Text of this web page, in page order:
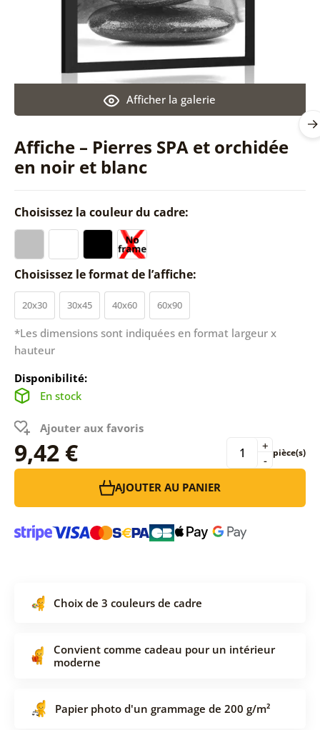
Affiche – Pierres SPA et orchidée
en noir et blanc
Afficher la galerie
Choisissez la couleur du cadre:
Choisissez le format de l’affiche:
20x30 30x45 40x60 60x90
*Les dimensions sont indiquées en format largeur x
hauteur
Disponibilité:
En stock
Ajouter aux favoris
9,42 € -
+ pièce(s)
AJOUTER AU PANIER
Choix de 3 couleurs de cadre
Convient comme cadeau pour un intérieur
moderne
Papier photo d'un grammage de 200 g/m²